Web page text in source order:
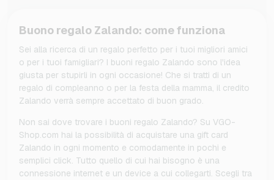
Buono regalo Zalando: come funziona
Sei alla ricerca di un regalo perfetto per i tuoi migliori amici
o per i tuoi famigliari? I buoni regalo Zalando sono l'idea
giusta per stupirli in ogni occasione! Che si tratti di un
regalo di compleanno o per la festa della mamma, il credito
Zalando verrà sempre accettato di buon grado.
Non sai dove trovare i buoni regalo Zalando? Su VGO-
Shop.com hai la possibilità di acquistare una gift card
Zalando in ogni momento e comodamente in pochi e
semplici click. Tutto quello di cui hai bisogno è una
connessione internet e un device a cui collegarti. Scegli tra